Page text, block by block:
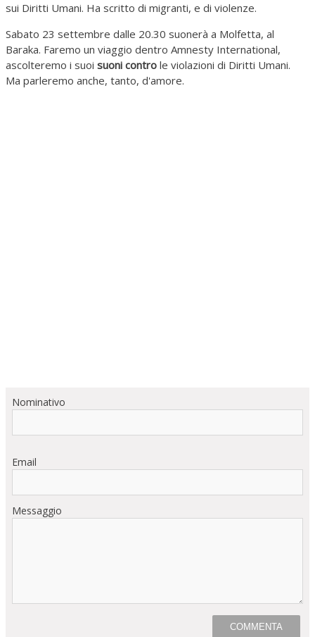
sui Diritti Umani. Ha scritto di migranti, e di violenze.
Sabato 23 settembre dalle 20.30 suonerà a Molfetta, al
Baraka. Faremo un viaggio dentro Amnesty International,
ascolteremo i suoi suoni contro le violazioni di Diritti Umani.
Ma parleremo anche, tanto, d'amore.
Nominativo
Email
Messaggio